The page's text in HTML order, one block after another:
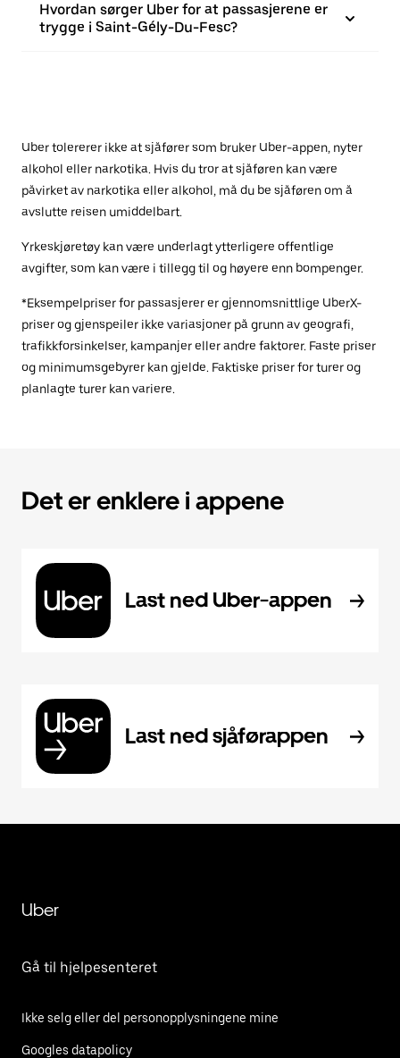
Hvordan sørger Uber for at passasjerene er
trygge i Saint-Gély-Du-Fesc?
Uber tolererer ikke at sjåfører som bruker Uber-appen, nyter
alkohol eller narkotika. Hvis du tror at sjåføren kan være
påvirket av narkotika eller alkohol, må du be sjåføren om å
avslutte reisen umiddelbart.
Yrkeskjøretøy kan være underlagt ytterligere offentlige
avgifter, som kan være i tillegg til og høyere enn bompenger.
*Eksempelpriser for passasjerer er gjennomsnittlige UberX-
priser og gjenspeiler ikke variasjoner på grunn av geografi,
trafikkforsinkelser, kampanjer eller andre faktorer. Faste priser
og minimumsgebyrer kan gjelde. Faktiske priser for turer og
planlagte turer kan variere.
Det er enklere i appene
Last ned Uber-appen
Last ned sjåførappen
Uber
Gå til hjelpesenteret
Ikke selg eller del personopplysningene mine
Googles datapolicy